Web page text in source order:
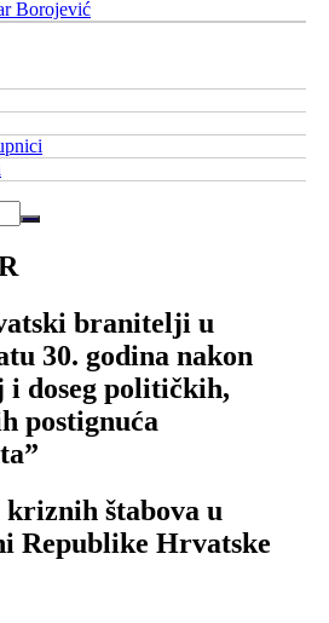
Borojević
branitelji u
30. godina nakon
i doseg političkih,
postignuća
kriznih štabova u
Republike Hrvatske